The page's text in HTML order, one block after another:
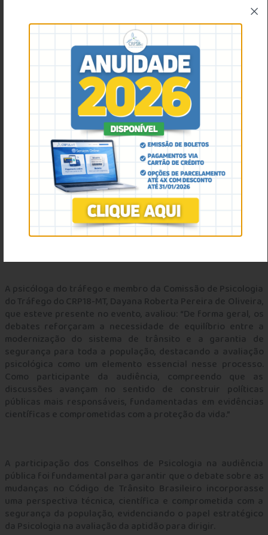
Outro ponto abordado foi o Projeto de Lei nº 4.111/2023, de
autoria do presidente do Congresso Nacional, Davi
Alcolumbre, que propõe tornar obrigatória a avaliação
psicológica na renovação da CNH para todos os condutores.
A medida busca fortalecer uma abordagem preventiva na
segurança viária, alinhada à defesa da saúde e da vida no
Durante o debate, representantes governamentais
apresentaram argumentos voltados à modernização do
sistema, como a redução de custos, a simplificação de
processos, a implementação de uma CNH exclusivamente
digital e a fixação de um teto nacional para os valores dos
exames médicos e psicológicos. Ainda assim, foi consenso
entre especialistas que qualquer medida de
desburocratização deve priorizar, acima de tudo, a
preservação da vida e segurança na sociedade.
A psicóloga do tráfego e membro da Comissão de Psicologia
do Tráfego do CRP18-MT, Dayana Roberta Pereira de Oliveira,
que esteve presente no evento, avaliou: “De forma geral, os
debates reforçaram a necessidade de equilíbrio entre a
modernização do sistema de trânsito e a garantia de
segurança para toda a população, destacando a avaliação
psicológica como um elemento essencial nesse processo.
Como participante da audiência, compreendo que as
discussões avançam no sentido de construir políticas
públicas mais responsáveis, fundamentadas em evidências
científicas e comprometidas com a proteção da vida.”
A participação dos Conselhos de Psicologia na audiência
pública foi fundamental para garantir que o debate sobre as
mudanças no Código de Trânsito Brasileiro incorporasse
uma perspectiva técnica, científica e comprometida com a
segurança da população, evidenciando o papel estratégico
da Psicologia na avaliação da aptidão para dirigir.